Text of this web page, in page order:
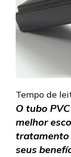
Tempo de
O tubo
melhor
tratamento
seus